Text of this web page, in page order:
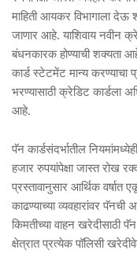
माहिती आयकर विभागाला देऊ
जाणार आहे. याशिवाय नवीन
बंधनकारक होण्याची शक्यता
कार्ड स्टेटमेंट मान्य
भरण्यासाठी क्रेडिट कार्डला
आहे.
पॅन कार्डसंदर्भातील
हजार रुपयांपेक्षा जास्त रोख
प्रस्तावानुसार आर्थिक वर्षात
काढण्याच्या व्यवहारांवर
किमतीच्या वाहन खरेदीसाठी
क्षेत्रात प्रत्येक पॉलिसी